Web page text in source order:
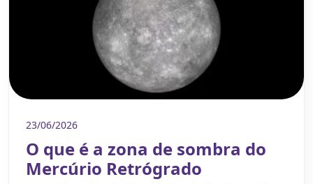
23/06/2026
O que é a zona de sombra do
Mercúrio Retrógrado